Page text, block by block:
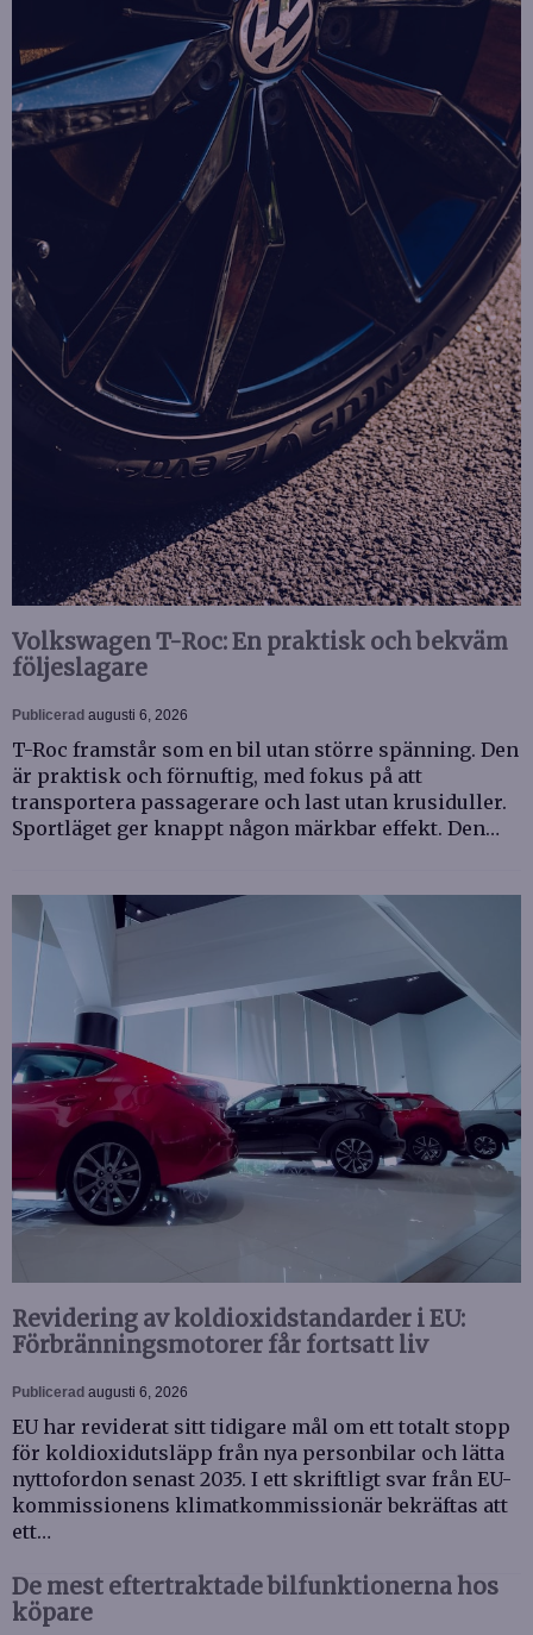
Volkswagen T-Roc: En praktisk och bekväm
följeslagare
Publicerad augusti 6, 2026
T-Roc framstår som en bil utan större spänning. Den
är praktisk och förnuftig, med fokus på att
transportera passagerare och last utan krusiduller.
Sportläget ger knappt någon märkbar effekt. Den…
Revidering av koldioxidstandarder i EU:
Förbränningsmotorer får fortsatt liv
Publicerad augusti 6, 2026
EU har reviderat sitt tidigare mål om ett totalt stopp
för koldioxidutsläpp från nya personbilar och lätta
nyttofordon senast 2035. I ett skriftligt svar från EU-
kommissionens klimatkommissionär bekräftas att
ett…
De mest eftertraktade bilfunktionerna hos
köpare